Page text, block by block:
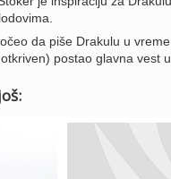
da piše Drakulu u
postao glavna vest